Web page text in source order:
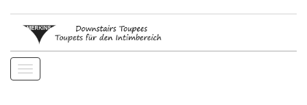
Toggle
navigation